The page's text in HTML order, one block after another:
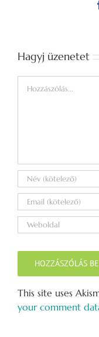
Hagyj üzenetet
Hozzászólás
This site uses
your comment